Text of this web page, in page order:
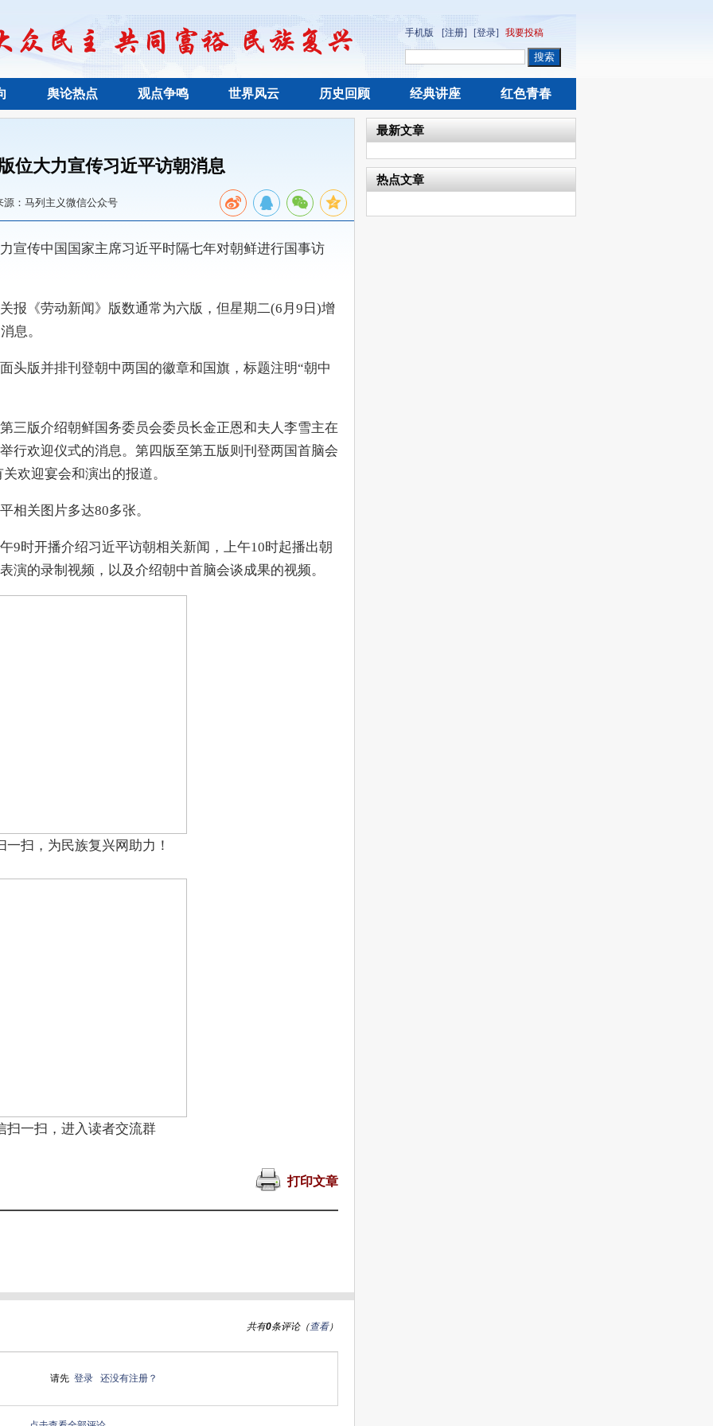
手机版 [注册] [登录] 我要投稿
舆论热点 观点争鸣 世界风云 历史回顾 经典讲座 红色青春
位大力宣传习近平访朝消息
源：马列主义微信公众号
传中国国家主席习近平时隔七年对朝鲜进行国事访
《劳动新闻》版数通常为六版，但星期二(6月9日)增
息。
版并排刊登朝中两国的徽章和国旗，标题注明“朝中
版介绍朝鲜国务委员会委员长金正恩和夫人李雪主在
行欢迎仪式的消息。第四版至第五版则刊登两国首脑会
欢迎宴会和演出的报道。
关图片多达80多张。
开播介绍习近平访朝相关新闻，上午10时起播出朝
演的录制视频，以及介绍朝中首脑会谈成果的视频。
一扫，为民族复兴网助力！
扫一扫，进入读者交流群
打印文章
共有0条评论（查看）
请先 登录 还没有注册？
最新文章
热点文章